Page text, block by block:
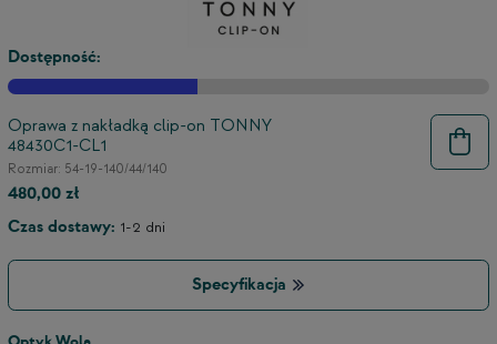
Dostępność:
Oprawa z nakładką clip-on TONNY
48430C1-CL1
Rozmiar: 54-19-140/44/140
480,00 zł
Czas dostawy: 1-2 dni
Specyfikacja